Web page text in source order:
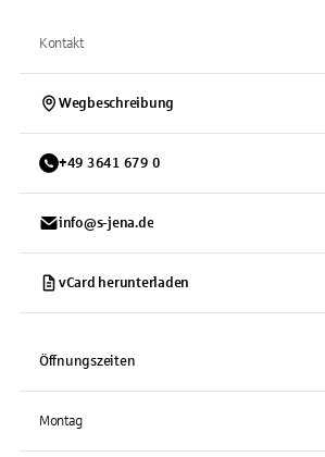
Kontakt
Wegbeschreibung
+49 3641 679 0
info@s-jena.de
vCard herunterladen
Öffnungszeiten
Montag